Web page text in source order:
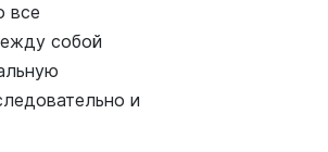
все
собой
и